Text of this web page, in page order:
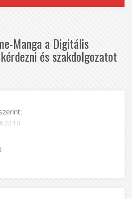
Manga a Digitális
és szakdolgozatot
szerint:
22:10